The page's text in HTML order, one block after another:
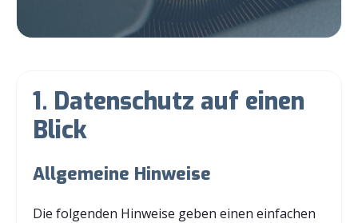
1. Datenschutz auf einen
Blick
Allgemeine Hinweise
Die folgenden Hinweise geben einen einfachen